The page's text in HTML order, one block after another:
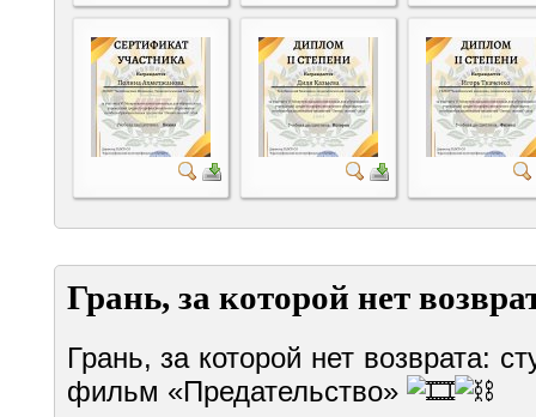
Грань, за которой нет
Грань, за которой нет возврата:
фильм «Предательство»